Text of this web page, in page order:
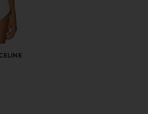
price:
PARTE SUPERIOR CELINE